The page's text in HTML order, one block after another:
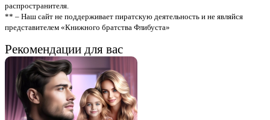
распространителя.
** – Наш сайт не поддерживает пиратскую деятельность и не являйся
представителем «Книжного братства Флибуста»
Рекомендации для вас